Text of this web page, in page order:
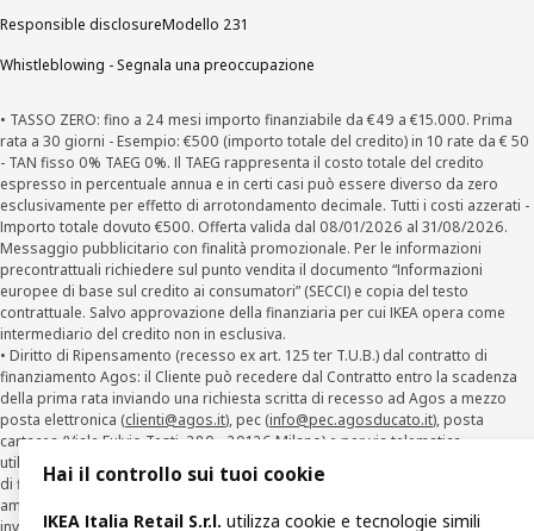
Responsible disclosureModello 231
Whistleblowing - Segnala una preoccupazione
• TASSO ZERO: fino a 24 mesi importo finanziabile da €49 a €15.000. Prima
rata a 30 giorni - Esempio: €500 (importo totale del credito) in 10 rate da € 50
- TAN fisso 0% TAEG 0%. Il TAEG rappresenta il costo totale del credito
espresso in percentuale annua e in certi casi può essere diverso da zero
esclusivamente per effetto di arrotondamento decimale. Tutti i costi azzerati -
Importo totale dovuto €500. Offerta valida dal 08/01/2026 al 31/08/2026.
Messaggio pubblicitario con finalità promozionale. Per le informazioni
precontrattuali richiedere sul punto vendita il documento “Informazioni
europee di base sul credito ai consumatori” (SECCI) e copia del testo
contrattuale. Salvo approvazione della finanziaria per cui IKEA opera come
intermediario del credito non in esclusiva.
• Diritto di Ripensamento (recesso ex art. 125 ter T.U.B.) dal contratto di
finanziamento Agos: il Cliente può recedere dal Contratto entro la scadenza
della prima rata inviando una richiesta scritta di recesso ad Agos a mezzo
posta elettronica (clienti@agos.it), pec (info@pec.agosducato.it), posta
cartacea (Viale Fulvio Testi, 280 - 20126 Milano) e per via telematica –
utilizzando la funzionalità sul sito
www.agos.it
di finanziamento effettuate con canali a distanza. In caso di pre-
ammortamento, la comunicazione di recesso da parte del Cliente deve essere
Hai il controllo sui tuoi cookie
IKEA Italia Retail S.r.l. utilizza cookie e tecnologie simili